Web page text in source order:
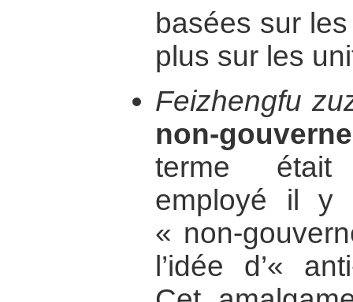
basées sur
plus sur les
Feizhengfu
non-
terme était
employé il y
« non-
l’idée d’«